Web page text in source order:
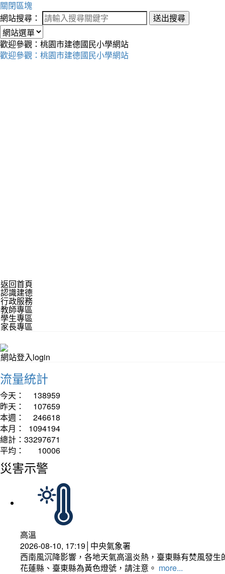
關閉區塊
網站搜尋：
送出搜尋
歡迎參觀：桃園市建德國民小學網站
歡迎參觀：桃園市建德國民小學網站
返回首頁
認識建德
行政服務
教師專區
學生專區
家長專區
網站登入login
流量統計
今天：
138959
昨天：
107659
本週：
246618
本月：
1094194
總計： 33297671
平均：
10006
災害示警
高溫
2026-08-10, 17:19│中央氣象署
西南風沉降影響，各地天氣高溫炎熱，臺東縣有焚風發
花蓮縣、臺東縣為黃色燈號，請注意。 more...